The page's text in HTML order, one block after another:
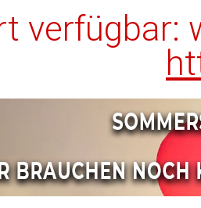
verfügbar: